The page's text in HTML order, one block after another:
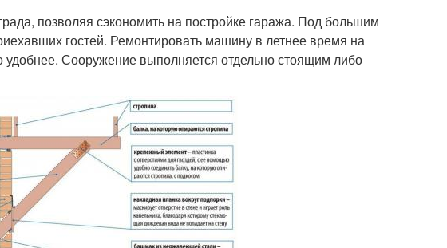
позволяя сэкономить на постройке гаража. Под большим
гостей. Ремонтировать машину в летнее время на
Сооружение выполняется отдельно стоящим либо